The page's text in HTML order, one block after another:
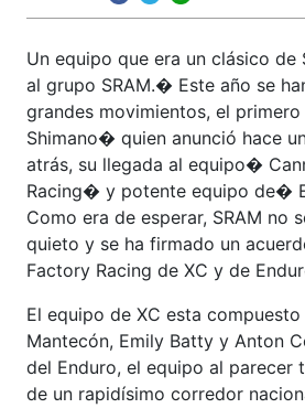
Un equipo que era un clásico de
al grupo SRAM.� Este año se
grandes movimientos, el
Shimano� quien anunció hace
atrás, su llegada al equipo�
Racing� y potente equipo de�
Como era de esperar, SRAM no
quieto y se ha firmado un
Factory Racing de XC y de
El equipo de XC esta
Mantecón, Emily Batty y Anton
del Enduro, el equipo al parecer
de un rapidísimo corredor